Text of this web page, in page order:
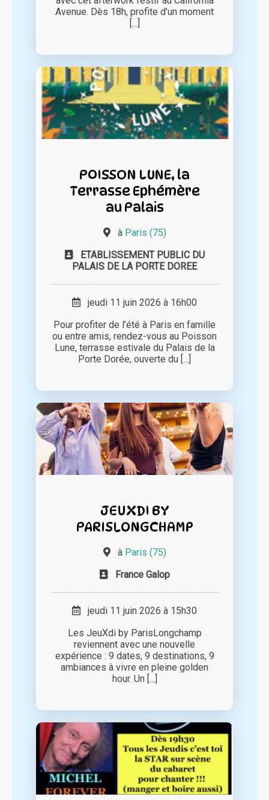
Avenue. Dès 18h, profite d’un moment
[...]
POISSON LUNE, la
Terrasse Ephémère
au Palais
à Paris (75)
ETABLISSEMENT PUBLIC DU
PALAIS DE LA PORTE DOREE
jeudi 11 juin 2026 à 16h00
Pour profiter de l’été à Paris en famille
ou entre amis, rendez-vous au Poisson
Lune, terrasse estivale du Palais de la
Porte Dorée, ouverte du [...]
JEUXDI BY
PARISLONGCHAMP
à Paris (75)
France Galop
jeudi 11 juin 2026 à 15h30
Les JeuXdi by ParisLongchamp
reviennent avec une nouvelle
expérience : 9 dates, 9 destinations, 9
ambiances à vivre en pleine golden
hour. Un [...]